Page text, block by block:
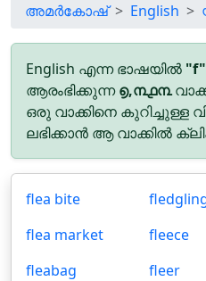
അമർകോഷ് English
English എന്ന ഭാഷയിൽ "f"
ആരംഭിക്കുന്ന൭,൩൧൩
ഒരു വാക്കിനെ കുറിച്ചുള്ള
ലഭിക്കാൻ ആ വാക്കിൽ
flea bite
flea market
fleabag
fleece
fleer